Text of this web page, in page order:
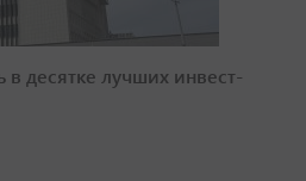
десятке лучших инвест-